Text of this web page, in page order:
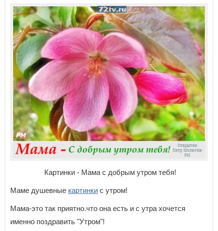
Картинки - Мама с добрым утром тебя!
Маме душевные картинки с утром!
Мама-это так приятно.что она есть и с утра хочется
именно поздравить "Утром"!